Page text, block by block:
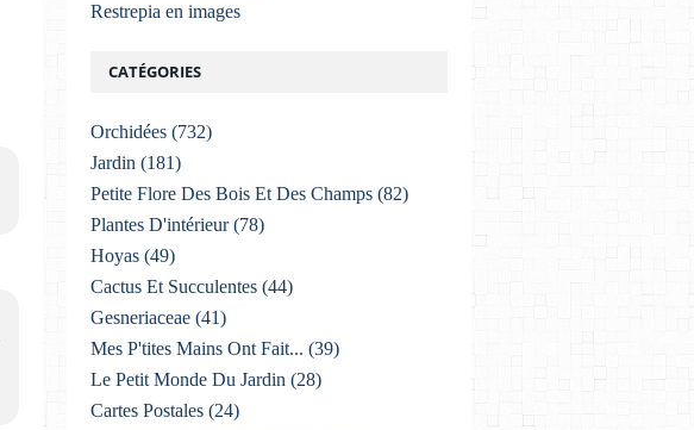
Restrepia en images
CATÉGORIES
Orchidées (732)
Jardin (181)
Petite Flore Des Bois Et Des Champs (82)
Plantes D'intérieur(78)
Hoyas (49)
Cactus Et Succulentes (44)
Gesneriaceae (41)
Mes P'tites Mains Ont Fait... (39)
Le Petit Monde Du Jardin (28)
Cartes Postales (24)